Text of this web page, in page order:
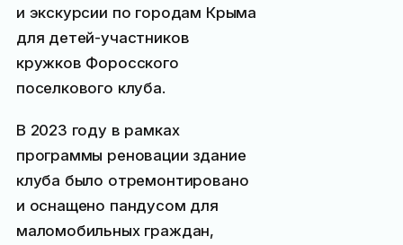
и экскурсии по городам Крыма
для детей-участников
кружков Форосского
поселкового клуба.
В 2023 году в рамках
программы реновации здание
клуба было отремонтировано
и оснащено пандусом для
маломобильных граждан,